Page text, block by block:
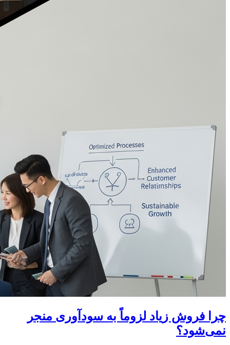
چرا فروش زیاد لزوماً به سودآوری منجر
نمی‌شود؟